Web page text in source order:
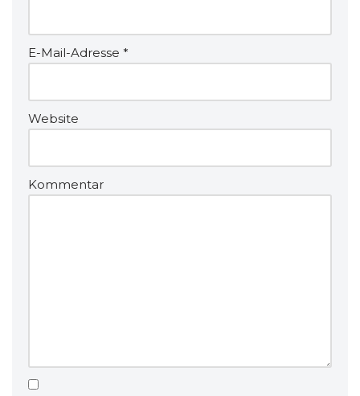
E-Mail-Adresse *
Website
Kommentar